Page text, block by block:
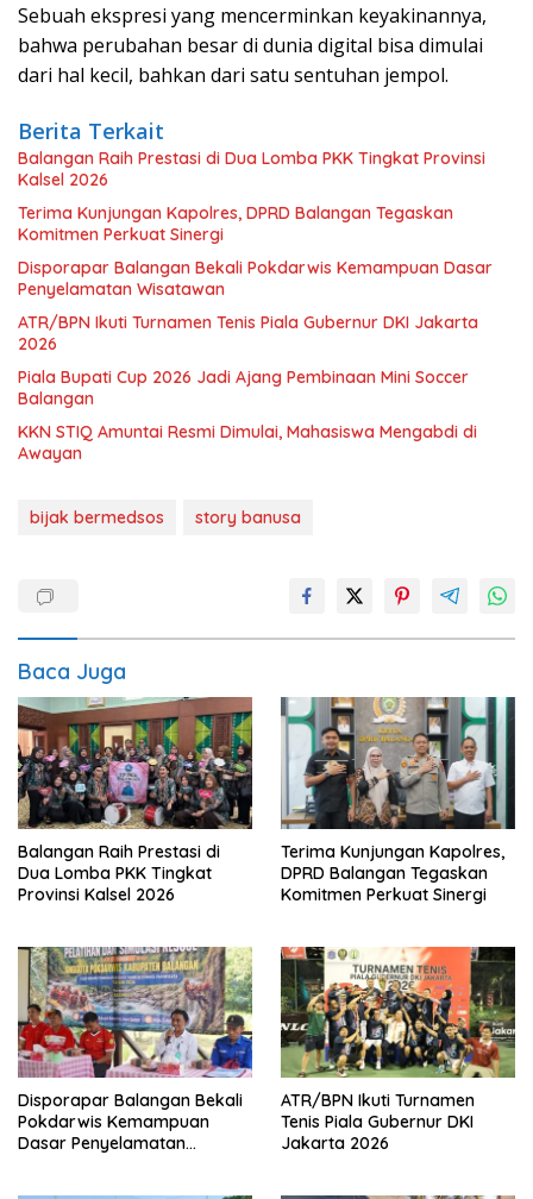
Sebuah ekspresi yang mencerminkan keyakinannya,
bahwa perubahan besar di dunia digital bisa dimulai
dari hal kecil, bahkan dari satu sentuhan jempol.
Berita Terkait
Balangan Raih Prestasi di Dua Lomba PKK Tingkat Provinsi
Kalsel 2026
Terima Kunjungan Kapolres, DPRD Balangan Tegaskan
Komitmen Perkuat Sinergi
Disporapar Balangan Bekali Pokdarwis Kemampuan Dasar
Penyelamatan Wisatawan
ATR/BPN Ikuti Turnamen Tenis Piala Gubernur DKI Jakarta
2026
Piala Bupati Cup 2026 Jadi Ajang Pembinaan Mini Soccer
Balangan
KKN STIQ Amuntai Resmi Dimulai, Mahasiswa Mengabdi di
Awayan
bijak bermedsos story banusa
Baca Juga
Balangan Raih Prestasi di
Dua Lomba PKK Tingkat
Provinsi Kalsel 2026
Terima Kunjungan Kapolres,
DPRD Balangan Tegaskan
Komitmen Perkuat Sinergi
Disporapar Balangan Bekali
Pokdarwis Kemampuan
Dasar Penyelamatan
ATR/BPN Ikuti Turnamen
Tenis Piala Gubernur DKI
Jakarta 2026